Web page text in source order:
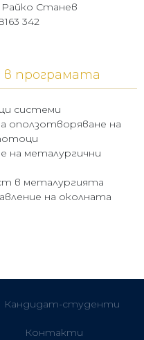
Станев
342
в програмата
системи
оползотворяване на
на металургични
в металургията
на околната
Кандидат-студенти
Контакти